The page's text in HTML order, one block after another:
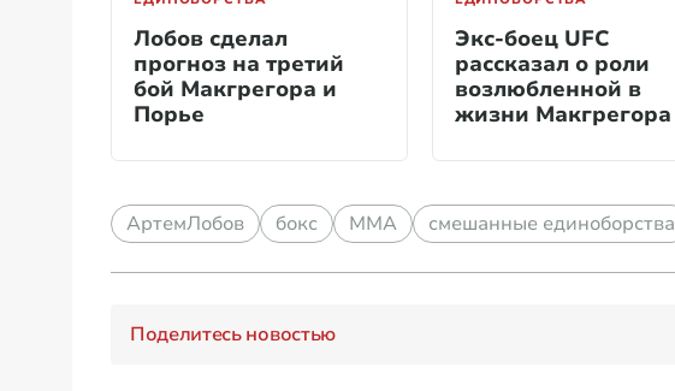
Лобов сделал
прогноз на третий
бой Макгрегора и
Порье
Экс-боец UFC
рассказал о роли
возлюбленной в
жизни Макгрегора
АртемЛобов бокс ММА смешанные единоборства
Поделитесь новостью